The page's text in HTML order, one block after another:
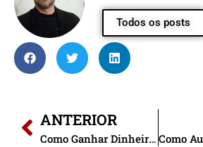
Todos os posts
ANTERIOR
Como Ganhar Dinheiro com Blog: Estratégias de Tráfego Orgânico